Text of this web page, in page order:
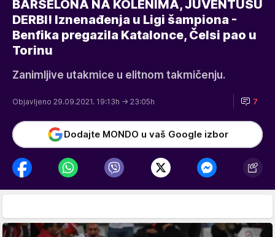
BARSELONA NA KOLENIMA, JUVENTUSU
DERBI! Iznenađenja u Ligi šampiona -
Benfika pregazila Katalonce, Čelsi pao u
Torinu
Zanimljive utakmice u elitnom takmičenju.
Objavljeno 29.09.2021. 19:13h → 23:05h 7
Dodajte MONDO u vaš Google izbor